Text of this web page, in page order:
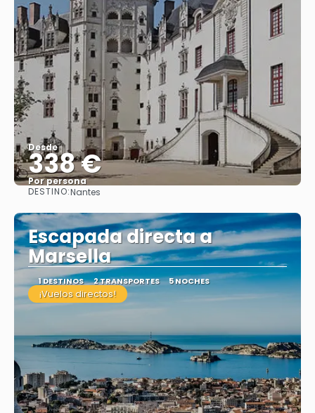
Desde
338 €
Por persona
DESTINO:Nantes
Escapada directa a
Marsella
1 DESTINOS 2 TRANSPORTES 5 NOCHES
¡Vuelos directos!